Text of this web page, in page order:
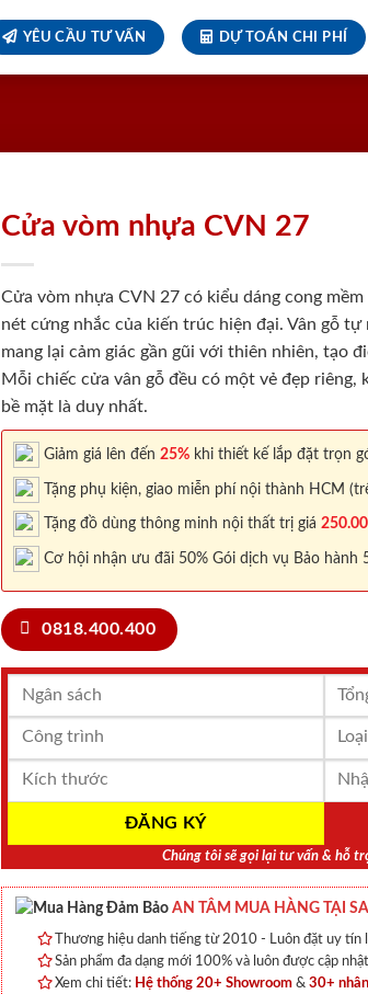
YÊU CẦU TƯ VẤN DỰ TOÁN CHI PHÍ
Cửa vòm nhựa CVN 27
Cửa vòm nhựa CVN 27 có kiểu dáng cong
nét cứng nhắc của kiến trúc hiện đại. Vân gỗ
mang lại cảm giác gần gũi với thiên nhiên, tạo
Mỗi chiếc cửa vân gỗ đều có một vẻ đẹp
bề mặt là duy nhất.
Giảm giá lên đến 25% khi thiết kế lắp đặt trọn
Tặng phụ kiện, giao miễn phí nội thành HCM
Tặng đồ dùng thông minh nội thất trị giá
Cơ hội nhận ưu đãi 50% Gói dịch vụ Bảo hành
0818.400.400
Chúng tôi sẽ gọi lại tư vấn & hỗ
AN TÂM MUA HÀNG TẠI
Thương hiệu danh tiếng từ 2010 - Luôn đặt uy tín
Sản phẩm đa dạng mới 100% và luôn được cập
Xem chi tiết: Hệ thống 20+ Showroom & 30+